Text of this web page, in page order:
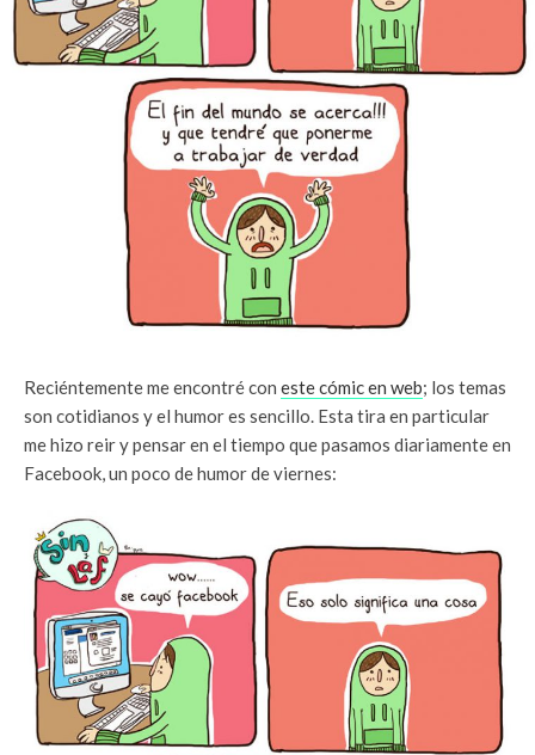
Reciéntemente me encontré con este cómic en web; los temas
son cotidianos y el humor es sencillo. Esta tira en particular
me hizo reir y pensar en el tiempo que pasamos diariamente en
Facebook, un poco de humor de viernes: